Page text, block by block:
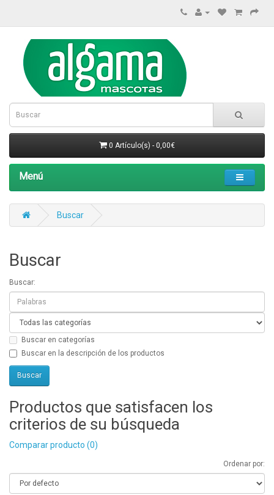
0 Artículo(s) - 0,00€
Menú
Buscar
Buscar
Buscar:
Buscar en categorías
Buscar en la descripción de los productos
Productos que satisfacen los
criterios de su búsqueda
Comparar producto (0)
Ordenar por: